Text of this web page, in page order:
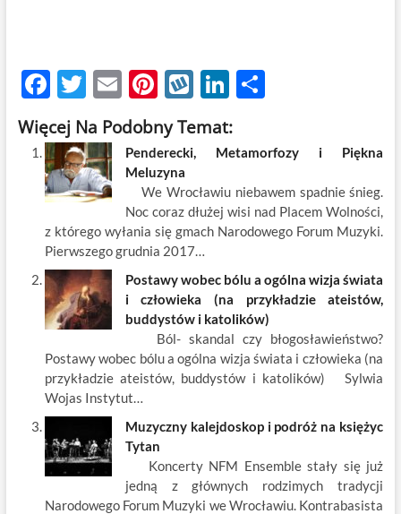
F
ac
e
b
o
o
k
T
w
itt
er
E
m
ail
Pi
nt
er
es
t
W
k
o
p
Li
k
e
dI
n
S
ar
e
Więcej Na Podobny Temat:
Penderecki, Metamorfozy i Piękna
Meluzyna
We Wrocławiu niebawem spadnie śnieg.
Noc coraz dłużej wisi nad Placem Wolności,
z którego wyłania się gmach Narodowego Forum Muzyki.
Pierwszego grudnia 2017…
Postawy wobec bólu a ogólna wizja świata
i człowieka (na przykładzie ateistów,
buddystów i katolików)
Ból- skandal czy błogosławieństwo?
Postawy wobec bólu a ogólna wizja świata i człowieka (na
przykładzie ateistów, buddystów i katolików) Sylwia
Wojas Instytut…
Muzyczny kalejdoskop i podróż na księżyc
Tytan
Koncerty NFM Ensemble stały się już
jedną z głównych rodzimych tradycji
Narodowego Forum Muzyki we Wrocławiu. Kontrabasista